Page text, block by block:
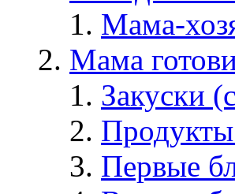
Мама-
Мама
Закуски
Первые